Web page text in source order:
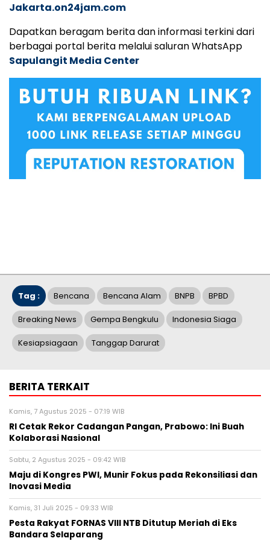
Jakarta.on24jam.com
Dapatkan beragam berita dan informasi terkini dari
berbagai portal berita melalui saluran WhatsApp
Sapulangit Media Center
Tag : Bencana Bencana Alam BNPB BPBD
Breaking News Gempa Bengkulu Indonesia Siaga
Kesiapsiagaan Tanggap Darurat
BERITA TERKAIT
Kamis, 7 Agustus 2025 - 07:19 WIB
RI Cetak Rekor Cadangan Pangan, Prabowo: Ini Buah
Kolaborasi Nasional
Sabtu, 2 Agustus 2025 - 09:42 WIB
Maju di Kongres PWI, Munir Fokus pada Rekonsiliasi dan
Inovasi Media
Kamis, 31 Juli 2025 - 09:33 WIB
Pesta Rakyat FORNAS VIII NTB Ditutup Meriah di Eks
Bandara Selaparang